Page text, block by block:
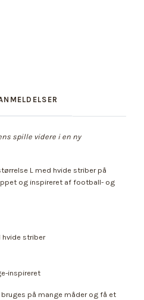
spille videre i en ny
L med hvide striber på
og inspireret af football- og
hvide striber
inspireret
på mange måder og få et